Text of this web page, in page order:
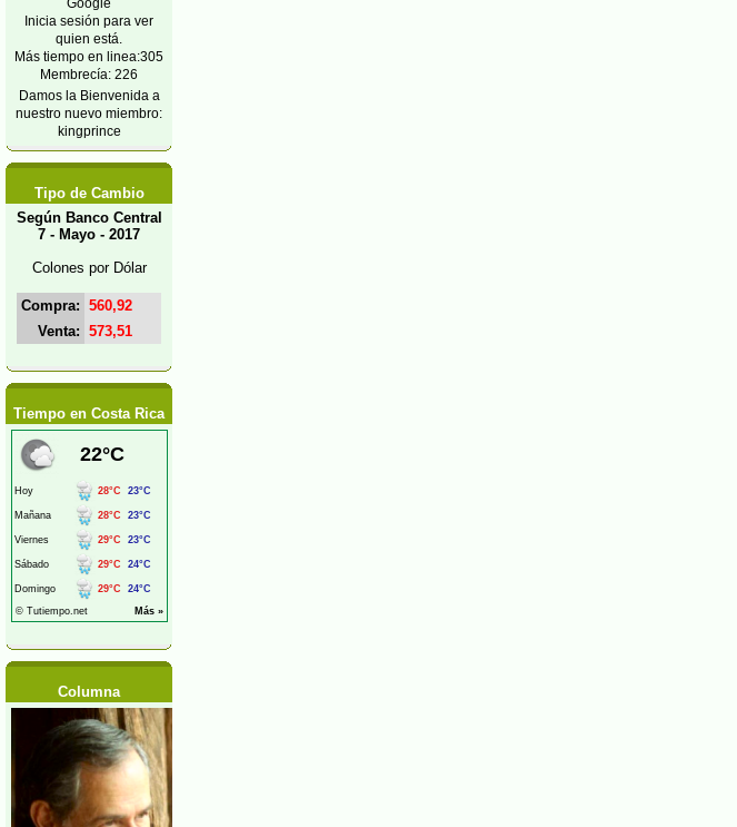
Inicia sesión para ver
quien está.
Más tiempo en linea:305
Membrecía: 226
Damos la Bienvenida a
nuestro nuevo miembro:
kingprince
Tipo de Cambio
Según Banco Central
7 - Mayo - 2017
Colones por Dólar
Compra: 560,92
Venta: 573,51
Tiempo en Costa Rica
Columna